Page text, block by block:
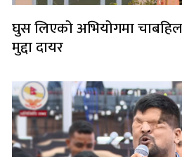
घुस लिएको अभियोगमा
मुद्दा दायर